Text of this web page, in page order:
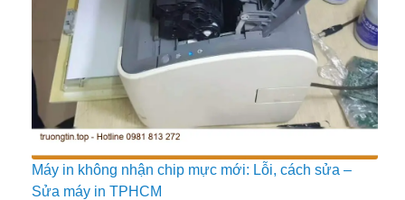
Máy in không nhận chip mực mới: Lỗi, cách sửa –
Sửa máy in TPHCM